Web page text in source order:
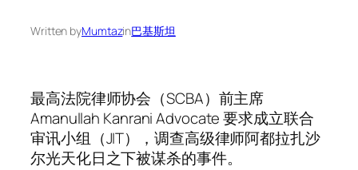
Written byMumtazin巴基斯坦
最高法院律师协会（SCBA）前主席
Amanullah Kanrani Advocate 要求成立联合
审讯小组（JIT），调查高级律师阿都拉扎沙
尔光天化日之下被谋杀的事件。